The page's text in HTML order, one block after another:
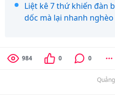
Liệt kê 7 thứ khiến đàn
dốc mà lại nhanh nghèo
984 0 0